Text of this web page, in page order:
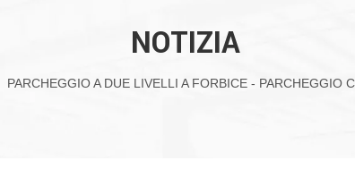
NOTIZIA
PARCHEGGIO A DUE LIVELLI A FORBICE - PARCHEGGIO